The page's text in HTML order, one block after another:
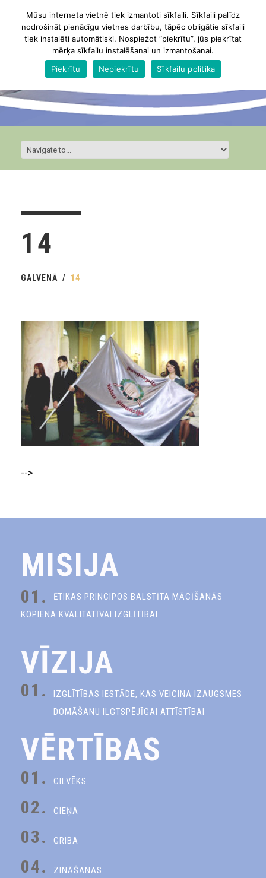
14
GALVENĀ 14
-->
MISIJA
01.
ĒTIKAS PRINCIPOS BALSTĪTA MĀCĪŠANĀS
KOPIENA KVALITATĪVAI IZGLĪTĪBAI
VĪZIJA
01.
IZGLĪTĪBAS IESTĀDE, KAS VEICINA IZAUGSMES
DOMĀŠANU ILGTSPĒJĪGAI ATTĪSTĪBAI
VĒRTĪBAS
01. CILVĒKS
02. CIEŅA
03. GRIBA
04. ZINĀŠANAS
Mūsu interneta vietnē tiek izmantoti sīkfaili. Sīkfaili palīdz
nodrošināt pienācīgu vietnes darbību, tāpēc obligātie sīkfaili
tiek instalēti automātiski. Nospiežot “piekrītu”, jūs piekrītat
mērķa sīkfailu instalēšanai un izmantošanai.
Piekrītu
Nepiekrītu Sīkfailu politika